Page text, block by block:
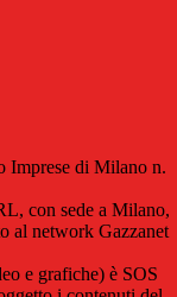
Imprese di Milano n.
con sede a Milano,
al network Gazzanet
e grafiche) è SOS